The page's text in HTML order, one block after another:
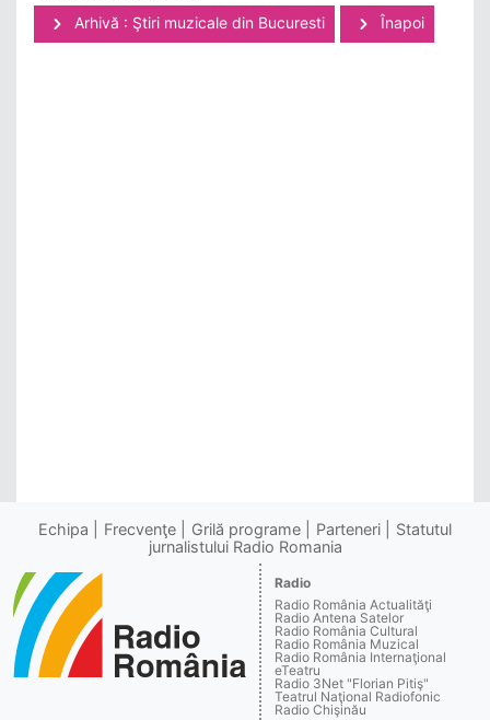
Arhivă : Ştiri muzicale din Bucuresti Înapoi
Echipa Frecvenţe Grilă programe Parteneri
Statutul
jurnalistului Radio Romania
Radio
Radio România Actualităţi
Radio Antena Satelor
Radio România Cultural
Radio România Muzical
Radio România Internaţional
eTeatru
Radio 3Net "Florian Pitiş"
Teatrul Naţional Radiofonic
Radio Chişinău